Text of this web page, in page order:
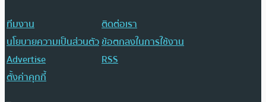
ทีมงาน
ติดต่อเรา
นโยบายความเป็นส่วนตัวข้อตกลงในการใช้งาน
Advertise
RSS
ตั้งค่าคุกกี้